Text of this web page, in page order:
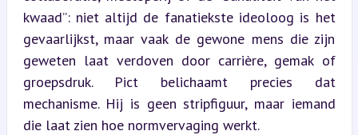
kwaad”: niet altijd de fanatiekste ideoloog is het
gevaarlijkst, maar vaak de gewone mens die zijn
geweten laat verdoven door carrière, gemak of
groepsdruk. Pict belichaamt precies dat
mechanisme. Hij is geen stripfiguur, maar iemand
die laat zien hoe normvervaging werkt.